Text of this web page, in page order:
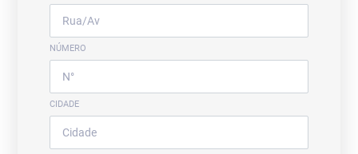
NÚMERO
CIDADE